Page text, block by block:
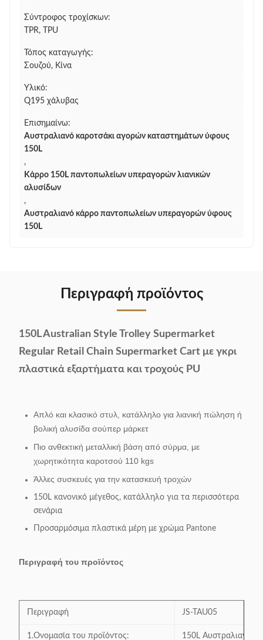
Σύντροφος τροχίσκων:
TPR, TPU
Τόπος καταγωγής:
Σουζού, Κίνα
Υλικό:
Q195 χάλυβας
Επισημαίνω:
Αυστραλιανό καροτσάκι αγορών καταστημάτων ύφους
150L
,
Κάρρο 150L παντοπωλείων υπεραγορών λιανικών
αλυσίδων
,
Αυστραλιανό κάρρο παντοπωλείων υπεραγορών ύφους
150L
Περιγραφή προϊόντος
150L Australian Style Trolley Supermarket
Regular Retail Chain Supermarket Cart με γκρι
πλαστικά εξαρτήματα και τροχούς PU
Απλό και κλασικό στυλ, κατάλληλο για λιανική πώληση ή
βολική αλυσίδα σούπερ μάρκετ
Πιο ανθεκτική μεταλλική βάση από σύρμα, με
χωρητικότητα καροτσού 110 kgs
Άλλες συσκευές για την κατασκευή τροχών
150L κανονικό μέγεθος, κατάλληλο για τα περισσότερα
σενάρια
Προσαρμόσιμα πλαστικά μέρη με χρώμα Pantone
Περιγραφή του προϊόντος
Περιγραφή JS-TAU05
1.Ονομασία του προϊόντος: 150L Αυστραλιανό